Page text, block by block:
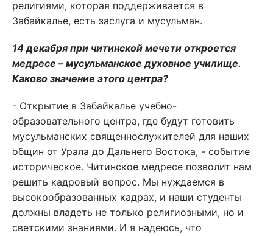
религиями, которая поддерживается в
Забайкалье, есть заслуга и мусульман.
14 декабря при читинской мечети откроется
медресе – мусульманское духовное училище.
Каково значение этого центра?
- Открытие в Забайкалье учебно-
образовательного центра, где будут готовить
мусульманских священнослужителей для наших
общин от Урала до Дальнего Востока, - событие
историческое. Читинское медресе позволит нам
решить кадровый вопрос. Мы нуждаемся в
высокообразованных кадрах, и наши студенты
должны владеть не только религиозными, но и
светскими знаниями. И я надеюсь, что